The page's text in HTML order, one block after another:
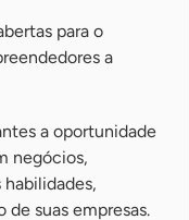
para o
a
a oportunidade
negócios,
suas empresas.